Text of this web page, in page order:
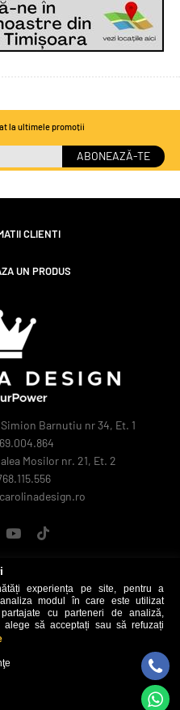
experiența pe site, pentru a
modul în care este utilizat
cu parteneri de analiză,
să acceptați sau să refuzați
la ultimele promoții
ABONEAZĂ-TE
CLIENTI
UN PRODUS
Barnutiu nr 34, Et. 1
Mosilor nr. 21, Et. 2